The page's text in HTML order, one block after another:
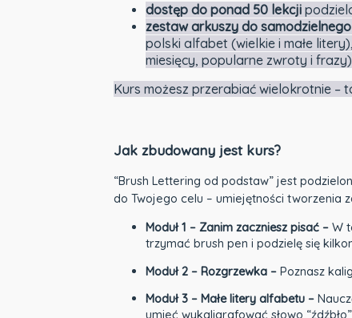
dostęp do ponad 50 lekcji
zestaw arkuszy do
polski alfabet (wielkie i małe
miesięcy, popularne zwroty i frazy)
Kurs możesz przerabiać wielokrotnie –
Jak zbudowany jest kurs?
“Brush Lettering od podstaw” jest
do Twojego celu – umiejętności tworzenia
Moduł 1 – Zanim zaczniesz pisać – W
trzymać brush pen i podzielę się
Moduł 2 – Rozgrzewka – Poznasz
Moduł 3 – Małe litery alfabetu –
umieć wykaligrafować słowo